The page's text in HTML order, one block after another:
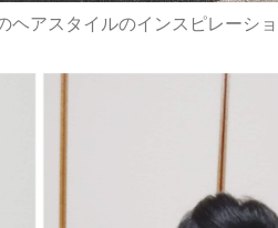
ヘアスタイルのインスピレーシ